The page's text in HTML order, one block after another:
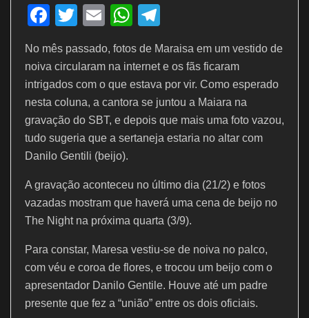
F
a
c
e
b
o
o
k
T
itt
er
E
m
ai
l
W
h
at
s
A
p
p
el
e
gr
a
m
No mês passado, fotos de Maraisa em um vestido de
noiva circularam na internet e os fãs ficaram
intrigados com o que estava por vir. Como esperado
nesta coluna, a cantora se juntou a Maiara na
gravação do SBT, e depois que mais uma foto vazou,
tudo sugeria que a sertaneja estaria no altar com
Danilo Gentili (beijo).
A gravação aconteceu no último dia (21/2) e fotos
vazadas mostram que haverá uma cena de beijo no
The Night na próxima quarta (3/9).
Para constar, Maresa vestiu-se de noiva no palco,
com véu e coroa de flores, e trocou um beijo com o
apresentador Danilo Gentile. Houve até um padre
presente que fez a “união” entre os dois oficiais.